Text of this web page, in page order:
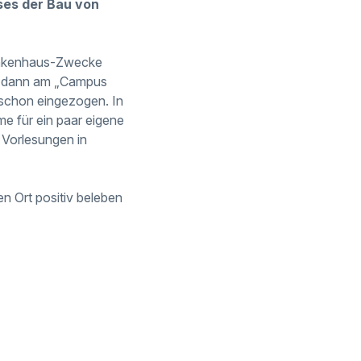
der Bau von
Zwecke
am „Campus
eingezogen. In
für ein paar eigene
in
Ort positiv beleben